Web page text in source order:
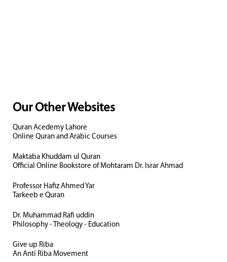
Our Other Websites
Quran Acedemy Lahore
Online Quran and Arabic Courses
Maktaba Khuddam ul Quran
Official Online Bookstore of Mohtaram Dr. Israr Ahmad
Professor Hafiz Ahmed Yar
Tarkeeb e Quran
Dr. Muhammad Rafi uddin
Philosophy - Theology - Education
Give up Riba
An Anti Riba Movement